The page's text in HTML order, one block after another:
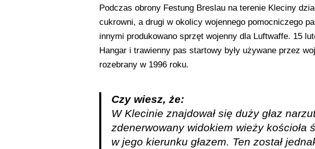
Podczas obrony Festung Breslau na terenie Kleciny
cukrowni, a drugi w okolicy wojennego pomocniczego
innymi produkowano sprzęt wojenny dla Luftwaffe. 15
Hangar i trawienny pas startowy były używane przez
rozebrany w 1996 roku.
Czy wiesz, że:
W Klecinie znajdował się duży głaz
zdenerwowany widokiem wieży kościoła
w jego kierunku głazem. Ten został